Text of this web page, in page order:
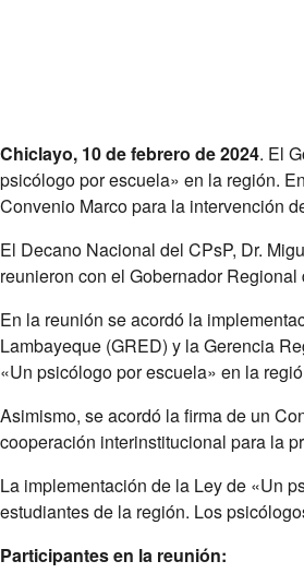
Chiclayo, 10 de febrero de 2024. El
psicólogo por escuela» en la región.
Convenio Marco para la intervención
El Decano Nacional del CPsP, Dr.
reunieron con el Gobernador Regional
En la reunión se acordó la
Lambayeque (GRED) y la Gerencia
«Un psicólogo por escuela» en la
Asimismo, se acordó la firma de un
cooperación interinstitucional para la
La implementación de la Ley de «Un
estudiantes de la región. Los
Participantes en la reunión: